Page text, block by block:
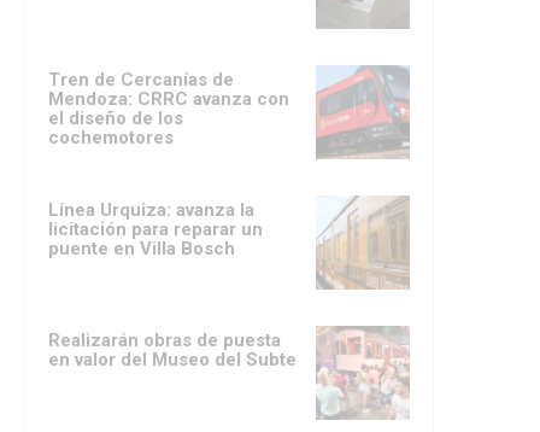
Tren de Cercanías de
Mendoza: CRRC avanza con
el diseño de los
cochemotores
Línea Urquiza: avanza la
licitación para reparar un
puente en Villa Bosch
Realizarán obras de puesta
en valor del Museo del Subte